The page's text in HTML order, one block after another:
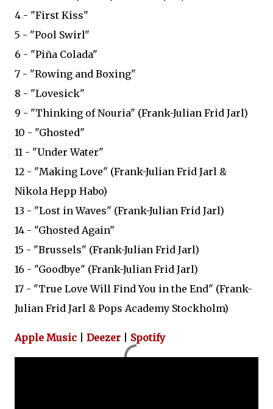
4 - "First Kiss"
5 - "Pool Swirl"
6 - "Piña Colada"
7 - "Rowing and Boxing"
8 - "Lovesick"
9 - "Thinking of Nouria" (Frank-Julian Frid Jarl)
10 - "Ghosted"
11 - "Under Water"
12 - "Making Love" (Frank-Julian Frid Jarl &
Nikola Hepp Habo)
13 - "Lost in Waves" (Frank-Julian Frid Jarl)
14 - "Ghosted Again"
15 - "Brussels" (Frank-Julian Frid Jarl)
16 - "Goodbye" (Frank-Julian Frid Jarl)
17 - "True Love Will Find You in the End" (Frank-
Julian Frid Jarl & Pops Academy Stockholm)
Apple Music Deezer Spotify